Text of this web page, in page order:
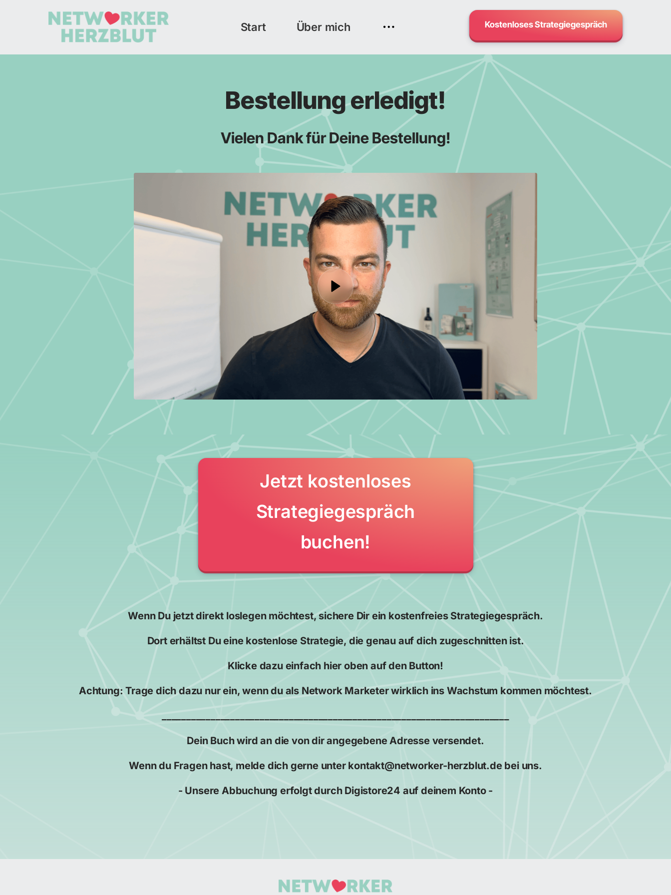
Über
Kundenstimme
Shop
Kostenloses Strategiegespräch
Bestellung erledigt!
Vielen Dank für Deine Bestellung!
Jetzt kostenloses
Strategiegespräch
buchen!
Wenn Du jetzt direkt loslegen möchtest, sichere Dir ein kostenfreies Strategiegespräch.
Dort erhältst Du eine kostenlose Strategie, die genau auf dich zugeschnitten ist.
Klicke dazu einfach hier oben auf den Button!
Achtung: Trage dich dazu nur ein, wenn du als Network Marketer wirklich ins Wachstum kommen möchtest.
_______________________________________________________________________
Dein Buch wird an die von dir angegebene Adresse versendet.
Wenn du Fragen hast, melde dich gerne unter kontakt@networker-herzblut.de bei uns.
- Unsere Abbuchung erfolgt durch Digistore24 auf deinem Konto -